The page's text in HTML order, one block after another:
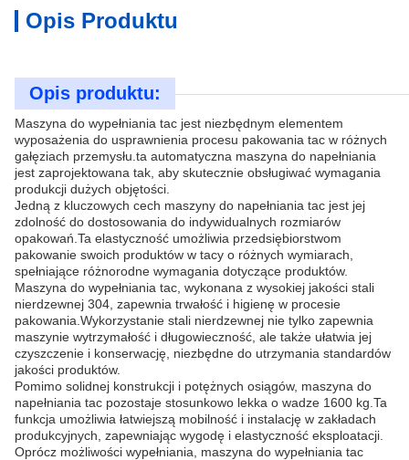
Opis Produktu
Opis produktu:
Maszyna do wypełniania tac jest niezbędnym elementem
wyposażenia do usprawnienia procesu pakowania tac w różnych
gałęziach przemysłu.ta automatyczna maszyna do napełniania
jest zaprojektowana tak, aby skutecznie obsługiwać wymagania
produkcji dużych objętości.
Jedną z kluczowych cech maszyny do napełniania tac jest jej
zdolność do dostosowania do indywidualnych rozmiarów
opakowań.Ta elastyczność umożliwia przedsiębiorstwom
pakowanie swoich produktów w tacy o różnych wymiarach,
spełniające różnorodne wymagania dotyczące produktów.
Maszyna do wypełniania tac, wykonana z wysokiej jakości stali
nierdzewnej 304, zapewnia trwałość i higienę w procesie
pakowania.Wykorzystanie stali nierdzewnej nie tylko zapewnia
maszynie wytrzymałość i długowieczność, ale także ułatwia jej
czyszczenie i konserwację, niezbędne do utrzymania standardów
jakości produktów.
Pomimo solidnej konstrukcji i potężnych osiągów, maszyna do
napełniania tac pozostaje stosunkowo lekka o wadze 1600 kg.Ta
funkcja umożliwia łatwiejszą mobilność i instalację w zakładach
produkcyjnych, zapewniając wygodę i elastyczność eksploatacji.
Oprócz możliwości wypełniania, maszyna do wypełniania tac